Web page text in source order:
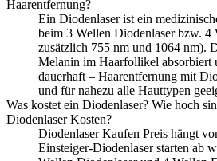
Haarentfernung?
Ein Diodenlaser ist ein
beim 3 Wellen Diodenlaser bzw. 4
zusätzlich 755 nm und 1064 nm).
Melanin im Haarfollikel absorbiert
dauerhaft – Haarentfernung mit
und für nahezu alle Hauttypen
Was kostet ein Diodenlaser? Wie hoch
Diodenlaser Kosten?
Diodenlaser Kaufen Preis hängt
Einsteiger-Diodenlaser starten ab